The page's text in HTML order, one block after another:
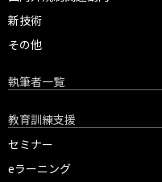
新技術
その他
執筆者一覧
教育訓練支援
セミナー
eラーニング